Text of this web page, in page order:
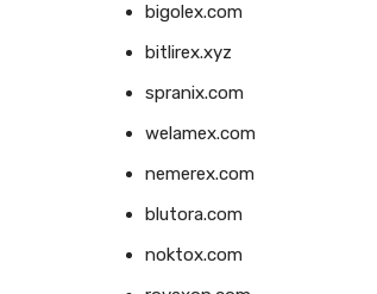
bigolex.com
bitlirex.xyz
spranix.com
welamex.com
nemerex.com
blutora.com
noktox.com